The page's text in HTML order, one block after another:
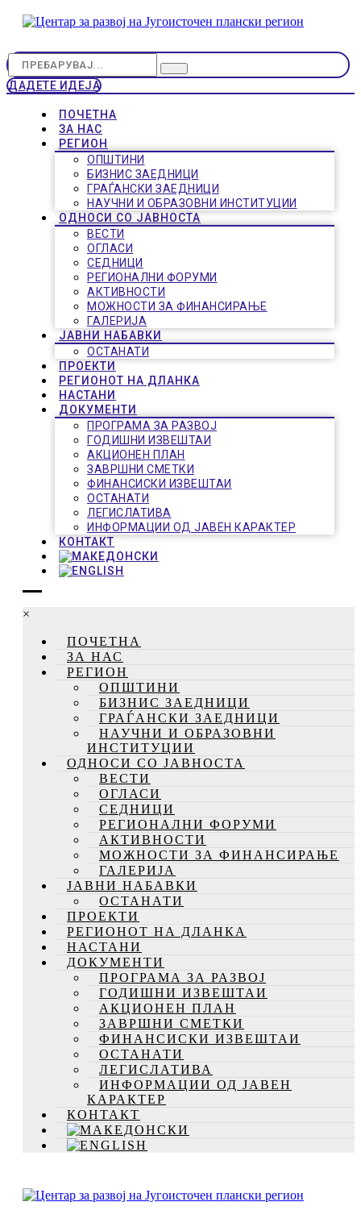
ДАДЕТЕ ИДЕЈА
ПОЧЕТНА
ЗА НАС
РЕГИОН
ОПШТИНИ
БИЗНИС ЗАЕДНИЦИ
ГРАЃАНСКИ ЗАЕДНИЦИ
НАУЧНИ И ОБРАЗОВНИ ИНСТИТУЦИИ
ОДНОСИ СО ЈАВНОСТА
ВЕСТИ
ОГЛАСИ
СЕДНИЦИ
РЕГИОНАЛНИ ФОРУМИ
АКТИВНОСТИ
МОЖНОСТИ ЗА ФИНАНСИРАЊЕ
ГАЛЕРИЈА
ЈАВНИ НАБАВКИ
ОСТАНАТИ
ПРОЕКТИ
РЕГИОНОТ НА ДЛАНКА
НАСТАНИ
ДОКУМЕНТИ
ПРОГРАМА ЗА РАЗВОЈ
ГОДИШНИ ИЗВЕШТАИ
АКЦИОНЕН ПЛАН
ЗАВРШНИ СМЕТКИ
ФИНАНСИСКИ ИЗВЕШТАИ
ОСТАНАТИ
ЛЕГИСЛАТИВА
ИНФОРМАЦИИ ОД ЈАВЕН КАРАКТЕР
КОНТАКТ
×
ПОЧЕТНА
ЗА НАС
РЕГИОН
ОПШТИНИ
БИЗНИС ЗАЕДНИЦИ
ГРАЃАНСКИ ЗАЕДНИЦИ
НАУЧНИ И ОБРАЗОВНИ
ИНСТИТУЦИИ
ОДНОСИ СО ЈАВНОСТА
ВЕСТИ
ОГЛАСИ
СЕДНИЦИ
РЕГИОНАЛНИ ФОРУМИ
АКТИВНОСТИ
МОЖНОСТИ ЗА ФИНАНСИРАЊЕ
ГАЛЕРИЈА
ЈАВНИ НАБАВКИ
ОСТАНАТИ
ПРОЕКТИ
РЕГИОНОТ НА ДЛАНКА
НАСТАНИ
ДОКУМЕНТИ
ПРОГРАМА ЗА РАЗВОЈ
ГОДИШНИ ИЗВЕШТАИ
АКЦИОНЕН ПЛАН
ЗАВРШНИ СМЕТКИ
ФИНАНСИСКИ ИЗВЕШТАИ
ОСТАНАТИ
ЛЕГИСЛАТИВА
ИНФОРМАЦИИ ОД ЈАВЕН
КАРАКТЕР
КОНТАКТ